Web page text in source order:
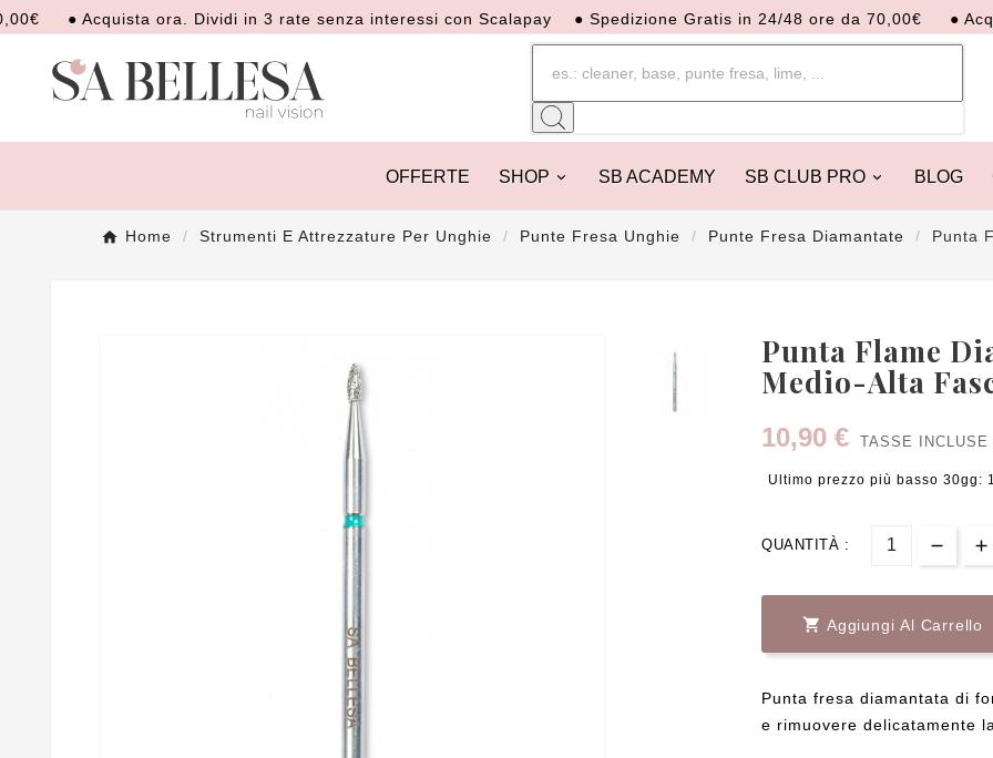
● Acquista ora. Dividi in 3 rate senza interessi con Scalapay ● Spedizione Gratis in 24/48 ore da 70,00€ ● Acquista
OFFERTE SHOP SB ACADEMY SB CLUB PRO BLOG
Home Strumenti E Attrezzature Per Unghie Punte Fresa Unghie Punte Fresa Diamantate Punta
Punta Flame
Medio-Alta
10,90 € TASSE INCLUSE
Ultimo prezzo più basso 30gg:
QUANTITÀ :
 Aggiungi Al Carrello
Punta fresa diamantata di
e rimuovere delicatamente